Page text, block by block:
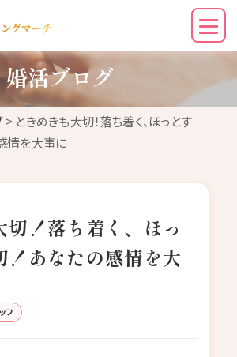
婚活ブログ
> ときめきも大切！落ち着く、ほっとす
情を大事に
切！落ち着く、ほっ
！あなたの感情を大
フ